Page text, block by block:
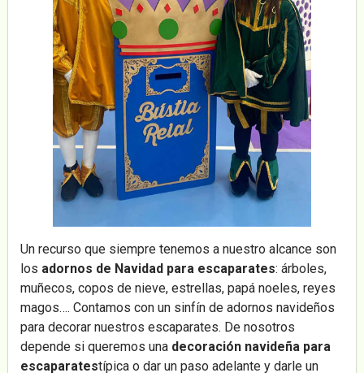
Un recurso que siempre tenemos a nuestro alcance son
los adornos de Navidad para escaparates: árboles,
muñecos, copos de nieve, estrellas, papá noeles, reyes
magos…. Contamos con un sinfín de adornos navideños
para decorar nuestros escaparates. De nosotros
depende si queremos una decoración navideña para
escaparatestípica o dar un paso adelante y darle un